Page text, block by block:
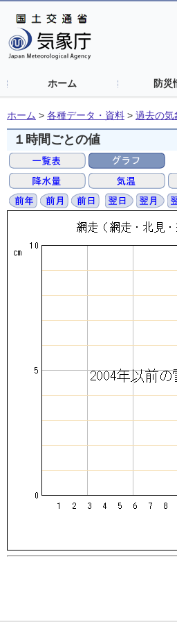
ホーム 防災
ホーム > 各種データ・資料 > 過去の気
１時間ごとの値